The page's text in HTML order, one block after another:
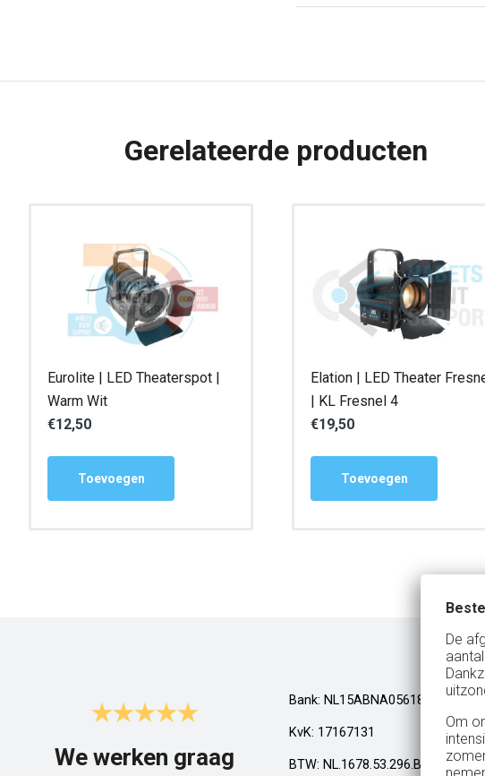
Podiumlicht
Gerelateerde producten
Eurolite | LED Theaterspot |
Warm Wit
€12,50
Toevoegen
Elation | LED Theater
| KL Fresnel 4
€19,50
Toevoegen
We werken graag
Top!
Bank: NL15ABNA0561810710
KvK: 17167131
BTW: NL.1678.53.296.B01
De
Om